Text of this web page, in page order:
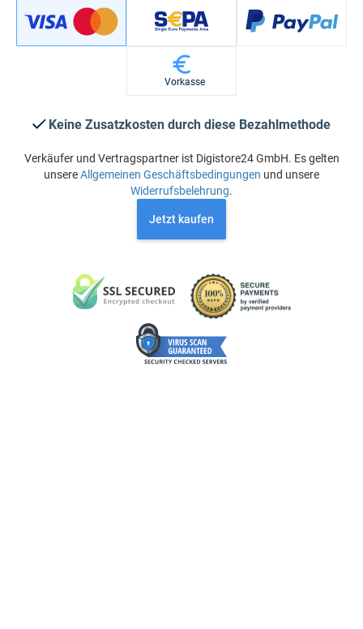
Vorkasse
Keine Zusatzkosten durch diese Bezahlmethode
Verkäufer und Vertragspartner ist Digistore24 GmbH. Es gelten
unsereAllgemeinen Geschäftsbedingungen und unsere
Widerrufsbelehrung.
Jetzt kaufen